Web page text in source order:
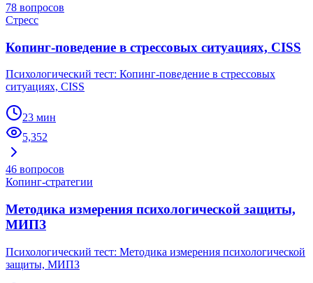
78 вопросов
Стресс
Копинг-поведение в стрессовых ситуациях, CISS
Психологический тест: Копинг-поведение в стрессовых
ситуациях, CISS
23 мин
5,352
46 вопросов
Копинг-стратегии
Методика измерения психологической защиты,
МИПЗ
Психологический тест: Методика измерения психологической
защиты, МИПЗ